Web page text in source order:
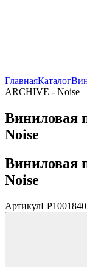
ГлавнаяКаталог
ARCHIVE - Noise
Виниловая
Noise
Виниловая
Noise
АртикулLP1001840